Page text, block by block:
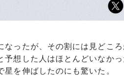
ったが、その割には見どころ
想した人はほとんどいなか
を伸ばしたのにも驚いた。